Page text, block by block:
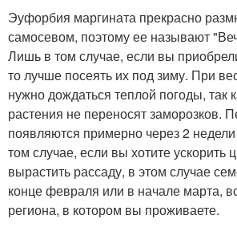
Эуфорбия маргината прекрасно
самосевом, поэтому ее называют
Лишь в том случае, если вы
то лучше посеять их под зиму. При
нужно дождаться теплой погоды, так
растения не переносят заморозков.
появляются примерно через 2
том случае, если вы хотите ускорить
вырастить рассаду, в этом случае
конце февраля или в начале марта,
региона, в котором вы проживаете.